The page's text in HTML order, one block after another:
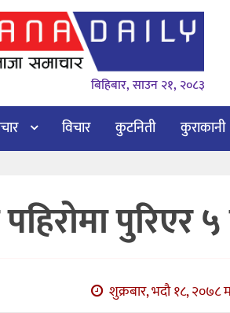
बिहिबार, साउन २१, २०८३
विचार कुटनिती कुराकानी
पुरिएर
शुक्रबार, भदौ १८, २०७८